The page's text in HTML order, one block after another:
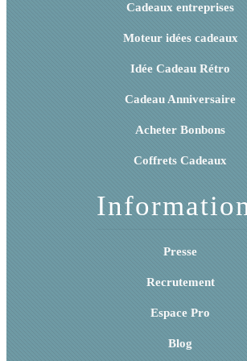
Cadeaux entreprises
Moteur idées cadeaux
Idée Cadeau Rétro
Cadeau Anniversaire
Acheter Bonbons
Coffrets Cadeaux
Presse
Recrutement
Espace Pro
Blog